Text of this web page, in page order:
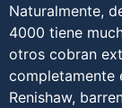
Naturalmente,
4000 tiene
otros cobran
completamente
Renishaw,